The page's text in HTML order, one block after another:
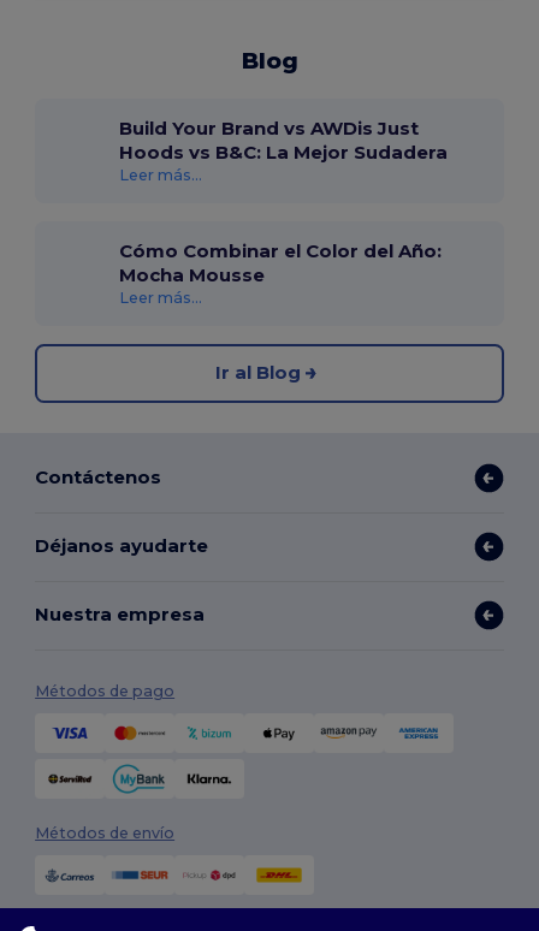
Blog
Build Your Brand vs AWDis Just
Hoods vs B&C: La Mejor Sudadera
Leer más...
Cómo Combinar el Color del Año:
Mocha Mousse
Leer más...
Ir al Blog
Contáctenos
Déjanos ayudarte
Nuestra empresa
Métodos de pago
Métodos de envío